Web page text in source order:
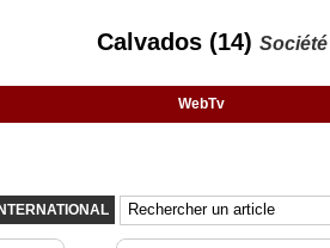
Calvados (14) Société
WebTv
INTERNATIONAL